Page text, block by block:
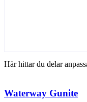
Här hittar du delar
Waterway Gunite